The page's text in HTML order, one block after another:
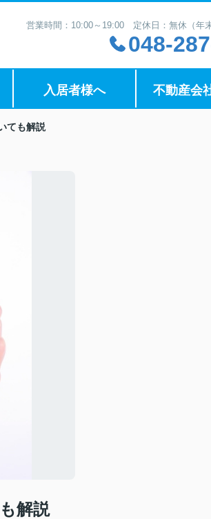
営業時間：10:00～19:00 定休日：無休（年
048-
入居者様へ 不動産会
ても解説
解説